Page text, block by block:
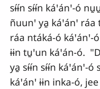
sɨ́ɨ́n sɨ́ɨ́n káꞌánꞌ-ó
ñuunꞌ ya̱ káꞌánꞌ
ráa ntáká-ó
ɨɨn tu̱ꞌun káꞌán-ó.
ya̱ sɨ́ɨ́n sɨ́ɨ́n
káꞌánꞌ ɨɨn inka-ó,